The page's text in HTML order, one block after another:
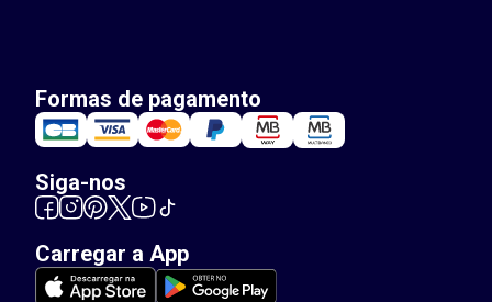
Formas de pagamento
Siga-nos
Carregar a App